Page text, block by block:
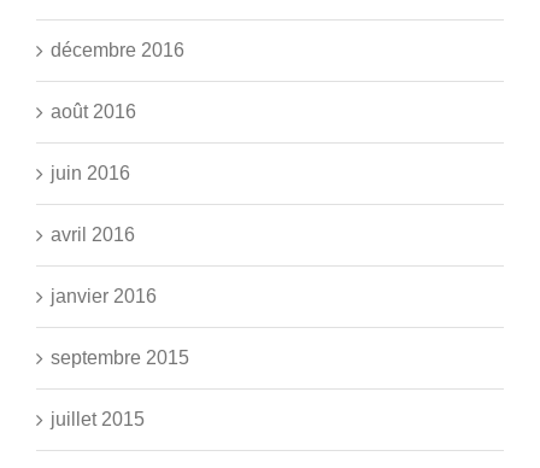
décembre 2016
août 2016
juin 2016
avril 2016
janvier 2016
septembre 2015
juillet 2015